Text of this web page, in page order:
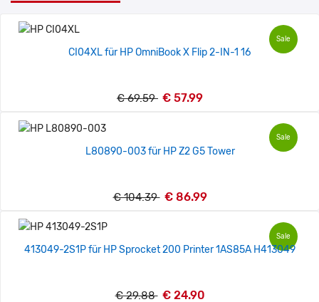
Sale
CI04XL für HP OmniBook X Flip 2-IN-1 16
€ 69.59 € 57.99
Sale
L80890-003 für HP Z2 G5 Tower
€ 104.39 € 86.99
Sale
413049-2S1P für HP Sprocket 200 Printer 1AS85A H413049
€ 29.88 € 24.90